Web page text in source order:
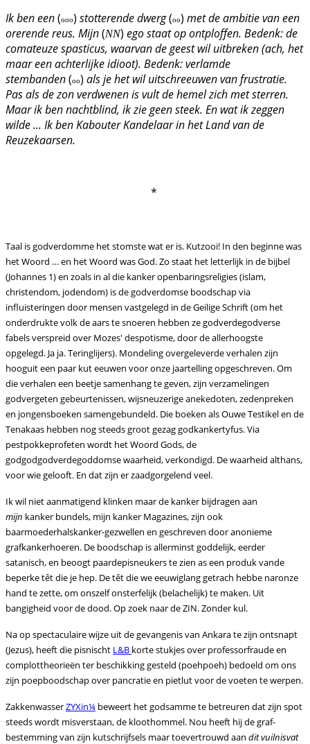
Ik ben een(ooo) stotterende dwerg(oo) met de ambitie van een
orerende reus. Mijn(NN) ego staat op ontploffen. Bedenk: de
comateuze spasticus, waarvan de geest wil uitbreken (ach, het
maar een achterlijke idioot). Bedenk: verlamde
stembanden(oo) als je het wil uitschreeuwen van frustratie.
Pas als de zon verdwenen is vult de hemel zich met sterren.
Maar ik ben nachtblind, ik zie geen steek. En wat ik zeggen
wilde ... Ik ben Kabouter Kandelaar in het Land van de
Reuzekaarsen.
*
Taal is godverdomme het stomste wat er is. Kutzooi! In den beginne was
het Woord … en het Woord was God. Zo staat het letterlijk in de bijbel
(Johannes 1) en zoals in al die kanker openbaringsreligies (islam,
christendom, jodendom) is de godverdomse boodschap via
influisteringen door mensen vastgelegd in de Geilige Schrift (om het
onderdrukte volk de aars te snoeren hebben ze godverdegodverse
fabels verspreid over Mozes' despotisme, door de allerhoogste
opgelegd. Ja ja. Teringlijers). Mondeling overgeleverde verhalen zijn
hooguit een paar kut eeuwen voor onze jaartelling opgeschreven. Om
die verhalen een beetje samenhang te geven, zijn verzamelingen
godvergeten gebeurtenissen, wijsneuzerige anekedoten, zedenpreken
en jongensboeken samengebundeld. Die boeken als Ouwe Testikel en de
Tenakaas hebben nog steeds groot gezag godkankertyfus.Via
pestpokkeprofeten wordt het Woord Gods, de
godgodgodverdegoddomse waarheid, verkondigd. De waarheid althans,
voor wie gelooft. En dat zijn er zaadgorgelend veel.
Ik wil niet aanmatigend klinken maar de kanker bijdragen aan
mijn kanker bundels, mijn kanker Magazines, zijn ook
baarmoederhalskanker-gezwellen en geschreven door anonieme
grafkankerhoeren. De boodschap is allerminst goddelijk, eerder
satanisch, en beoogt paardepisneukers te zien as een produk vande
beperke têt die je hep. De têt die we eeuwiglang getrach hebbe naronze
hand te zette, om onszelf onsterfelijk (belachelijk) te maken. Uit
bangigheid voor de dood. Op zoek naar de ZIN. Zonder kul.
Na op spectaculaire wijze uit de gevangenis van Ankara te zijn ontsnapt
(Jezus), heeft die pisnischt L&B korte stukjes over professorfraude en
complottheorieën ter beschikking gesteld (poehpoeh) bedoeld om ons
zijn poepboodschap over pancratie en pietlut voor de voeten te werpen.
ZakkenwasserZYXin¼ beweert het godsamme te betreuren dat zijn spot
steeds wordt misverstaan, de kloothommel. Nou heeft hij de graf-
bestemming van zijn kutschrijfsels maar toevertrouwd aan dit vuilnisvat